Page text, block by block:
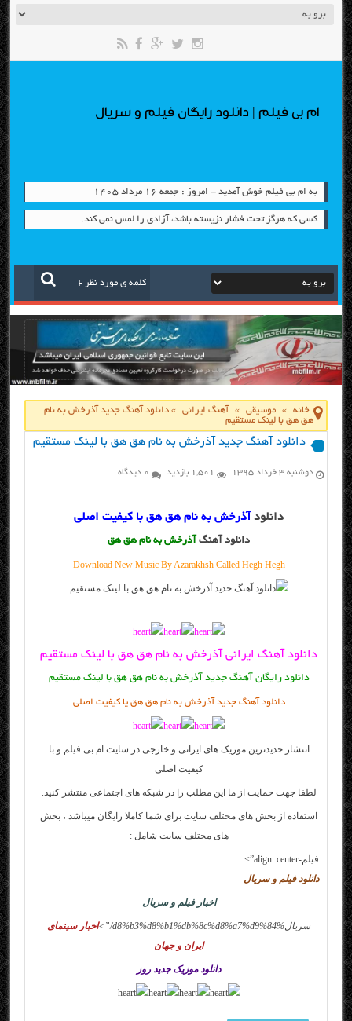
ام بی فیلم | دانلود رایگان فیلم و سریال
به ام بی فیلم خوش آمدید - امروز : جمعه ۱۶ مرداد ۱۴۰۵
كسي كه هرگز تحت فشار نزيسته باشد، آزادي را لمس نمي كند.
خانه » موسیقی » آهنگ ایرانی »دانلود آهنگ جدید آذرخش به نام
هق هق با لینک مستقیم
دانلود آهنگ جدید آذرخش به نام هق هق با لینک مستقیم
دوشنبه ۳ خرداد ۱۳۹۵ 1,501 بازدید 0 دیدگاه
دانلودآذرخش به نام هق هق با کیفیت اصلی
دانلود آهنگآذرخش به نام هق هق
Download New Music By Azarakhsh Called Hegh Hegh
دانلود آهنگ ایرانی آذرخش به نام هق هق با لینک مستقیم
دانلود رایگان آهنگ جدید آذرخش به نام هق هق با لینک مستقیم
دانلود آهنگ جدید آذرخش به نام هق هق یا کیفیت اصلی
انتشار جدیدترین موزیک های ایرانی و خارجی در سایت ام بی فیلم و با
کیفیت اصلی
لطفا جهت حمایت از ما این مطلب را در شبکه های اجتماعی منتشر کنید.
استفاده از بخش های مختلف سایت برای شما کاملا رایگان میباشد ، بخش
های مختلف سایت شامل :
فیلم-align: center”>
دانلود فیلم و سریال
اخبار فیلم و سریال
سریال%d8%b3%d8%b1%db%8c%d8%a7%d9%84/”>
اخبار سینمای
ایران و جهان
دانلود موزیک جدید روز